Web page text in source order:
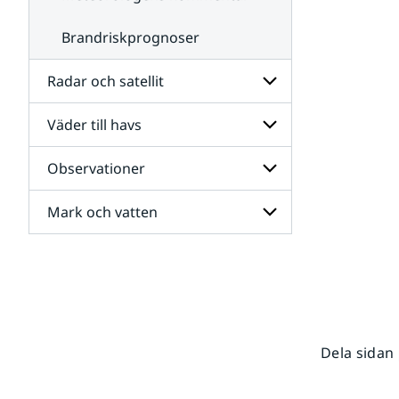
Brandriskprognoser
Radar och satellit
Undersidor
för
Radar
och
satellit
Väder till havs
Undersidor
för
Väder
till
havs
Observationer
Undersidor
för
Mark och vatten
Dela sidan